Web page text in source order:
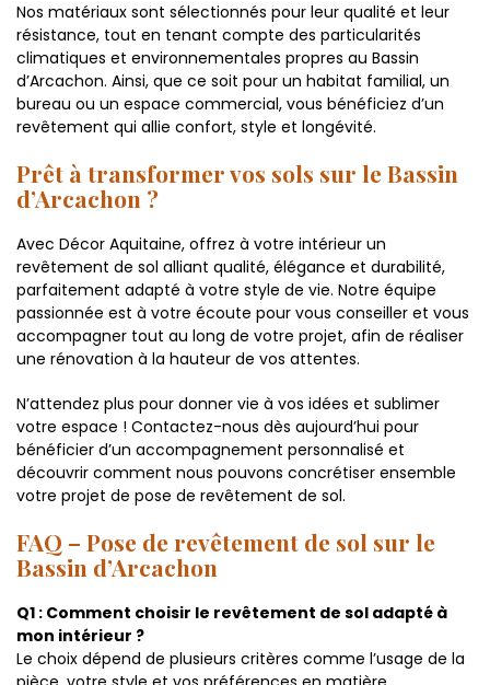
Nos matériaux sont sélectionnés pour leur qualité et leur
résistance, tout en tenant compte des particularités
climatiques et environnementales propres au Bassin
d’Arcachon. Ainsi, que ce soit pour un habitat familial, un
bureau ou un espace commercial, vous bénéficiez d’un
revêtement qui allie confort, style et longévité.
Prêt à transformer vos sols sur le Bassin
d’Arcachon ?
Avec Décor Aquitaine, offrez à votre intérieur un
revêtement de sol alliant qualité, élégance et durabilité,
parfaitement adapté à votre style de vie. Notre équipe
passionnée est à votre écoute pour vous conseiller et vous
accompagner tout au long de votre projet, afin de réaliser
une rénovation à la hauteur de vos attentes.
N’attendez plus pour donner vie à vos idées et sublimer
votre espace ! Contactez-nous dès aujourd’hui pour
bénéficier d’un accompagnement personnalisé et
découvrir comment nous pouvons concrétiser ensemble
votre projet de pose de revêtement de sol.
FAQ – Pose de revêtement de sol sur le
Bassin d’Arcachon
Q1 : Comment choisir le revêtement de sol adapté à
mon intérieur ?
Le choix dépend de plusieurs critères comme l’usage de la